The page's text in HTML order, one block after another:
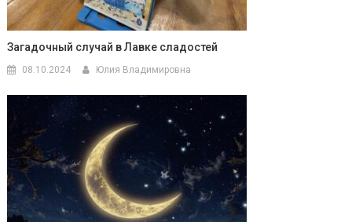
Загадочный случай в Лавке сладостей
08.10.2024 Юлия Владимировна